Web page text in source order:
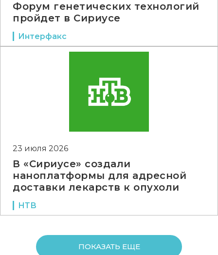
Форум генетических технологий
пройдет в Сириусе
Интерфакс
23 июля 2026
В «Сириусе» создали
наноплатформы для адресной
доставки лекарств к опухоли
НТВ
ПОКАЗАТЬ ЕЩЕ